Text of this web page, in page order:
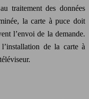
traitement des données
la carte à puce doit
l’envoi de la demande.
de la carte à